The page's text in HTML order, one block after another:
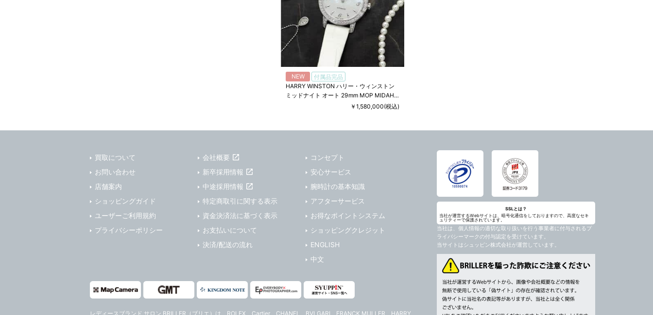
NEW
付属品完品
HARRY WINSTON ハリー・ウィンストン
ミッドナイト オート 29mm MOP MIDAHM
￥1,580,000(税込)
買取について
お問い合わせ
店舗案内
ショッピングガイド
ユーザーご利用規約
プライバシーポリシー
会社概要
新卒採用情報
中途採用情報
特定商取引に関する表示
資金決済法に基づく表示
お支払いについて
決済/配送の流れ
コンセプト
安心サービス
腕時計の基本知識
アフターサービス
お得なポイントシステム
ショッピングクレジット
ENGLISH
中文
レディースブランド サロン BRILLER（ブリエ） は、ROLEX、Cartier、CHANEL、BVLGARI、FRANCK MULLER、HARRY
SSLとは？
当社が運営するWebサイトは、暗号化通信をしておりますので、高度なセキ
ュリティーで保護されています。
当社は、個人情報の適切な取り扱いを行う事業者に付与されるプ
ライバシーマークの付与認定を受けています。
当サイトはシュッピン株式会社が運営しています。